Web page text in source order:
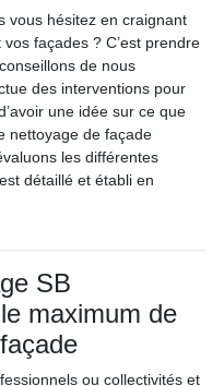
vous hésitez en craignant
façades ? C’est prendre
de nous
des interventions pour
une idée sur ce que
nettoyage de façade
les différentes
détaillé et établi en
SB
maximum de
ou collectivités et